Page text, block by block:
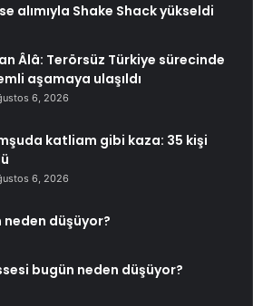
alımıyla Shake Shack yükseldi
Âlâ: Terörsüz Türkiye sürecinde
aşamaya ulaşıldı
6, 2026
katliam gibi kaza: 35 kişi
6, 2026
düşüyor?
bugün neden düşüyor?